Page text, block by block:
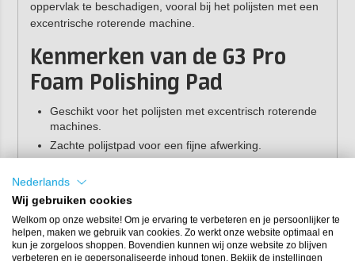
oppervlak te beschadigen, vooral bij het polijsten met een
excentrische roterende machine.
Kenmerken van de G3 Pro
Foam Polishing Pad
Geschikt voor het polijsten met excentrisch roterende
machines.
Zachte polijstpad voor een fijne afwerking.
Klittenbandsluiting (Velcro) voor gemakkelijke
bevestiging.
Ideaal in combinatie met de G3 Pro D.A. Fine Polish
polijstpasta.
Nederlands
Wij gebruiken cookies
Welkom op onze website! Om je ervaring te verbeteren en je persoonlijker te
helpen, maken we gebruik van cookies. Zo werkt onze website optimaal en
kun je zorgeloos shoppen. Bovendien kunnen wij onze website zo blijven
verbeteren en je gepersonaliseerde inhoud tonen. Bekijk de instellingen